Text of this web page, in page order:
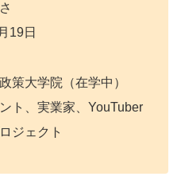
19日
策大学院（在学中）
ト、実業家、YouTuber
ジェクト